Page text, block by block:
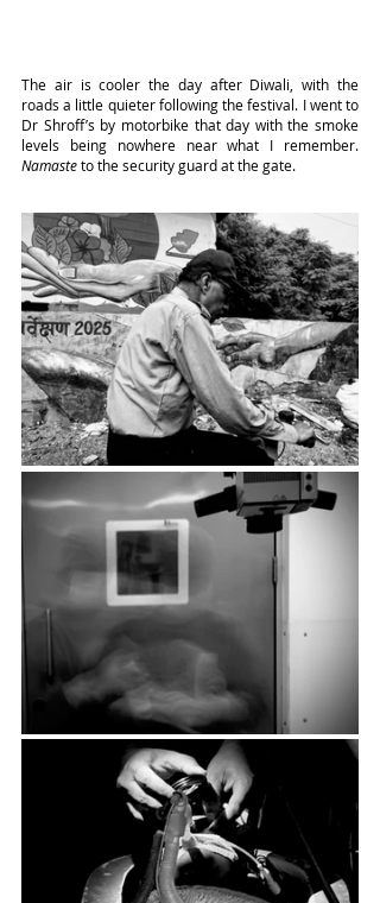
The air is cooler the day after Diwali, with the
roads a little quieter following the festival. I went to
Dr Shroff’s by motorbike that day with the smoke
Namaste to the security guard at the gate.